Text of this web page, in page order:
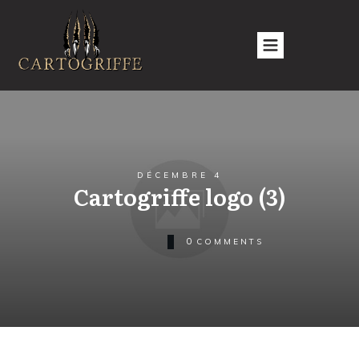
DÉCEMBRE 4
Cartogriffe logo (3)
0 COMMENTS